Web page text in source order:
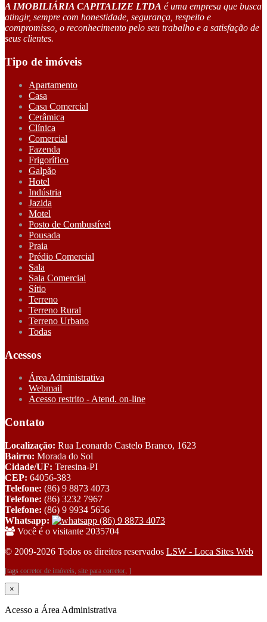
A IMOBILIÁRIA CAPITALIZE LTDA é uma empresa que busca
atingir, sempre com honestidade, segurança, respeito e
compromisso, o reconhecimento pelo seu trabalho e a satisfação de
seus clientes.
Tipo de imóveis
Apartamento
Casa
Casa Comercial
Cerâmica
Clínica
Comercial
Fazenda
Frigorífico
Galpão
Hotel
Indústria
Jazida
Motel
Posto de Combustível
Pousada
Praia
Prédio Comercial
Sala
Sala Comercial
Sítio
Terreno
Terreno Rural
Terreno Urbano
Todas
Acessos
Área Administrativa
Webmail
Acesso restrito - Atend. on-line
Contato
Localização: Rua Leonardo Castelo Branco, 1623
Bairro: Morada do Sol
Cidade/UF: Teresina-PI
CEP: 64056-383
Telefone: (86) 9 8873 4073
Telefone: (86) 3232 7967
Telefone: (86) 9 9934 5656
Whatsapp:
(86) 9 8873 4073
Você é o visitante 2035704
© 2009-2026 Todos os direitos reservados LSW - Loca Sites Web
[tags corretor de imóveis site para corretor , ]
×
Acesso a Área Administrativa